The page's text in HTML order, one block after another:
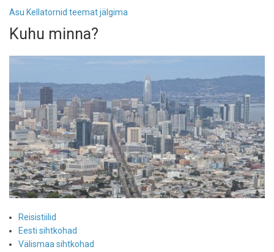
tulen
tornist
Asu Kellatornid teemat jälgima
Kuhu minna?
Reisistiilid
Eesti sihtkohad
Välismaa sihtkohad